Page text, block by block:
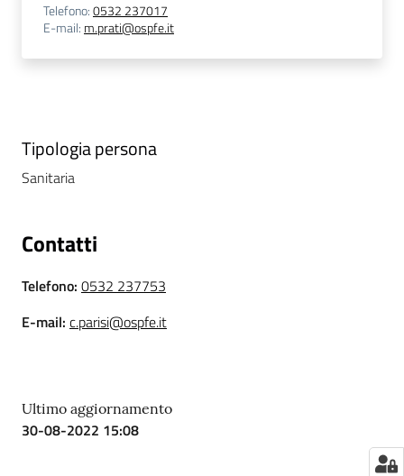
z
a
r
à
i
e
e
Telefono:0532 237017
E-mail: m.prati@ospfe.it
Tipologia persona
Sanitaria
Contatti
Telefono: 0532 237753
E-mail: c.parisi@ospfe.it
Ultimo aggiornamento
30-08-2022 15:08